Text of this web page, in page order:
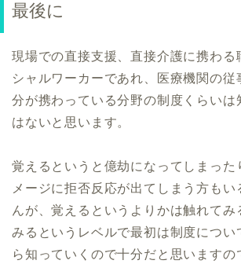
最後に
現場での直接支援、直接介護に携わる
シャルワーカーであれ、医療機関の従
分が携わっている分野の制度くらいは
はないと思います。
覚えるというと億劫になってしまった
メージに拒否反応が出てしまう方もい
んが、覚えるというよりかは触れてみ
みるというレベルで最初は制度につい
ら知っていくので十分だと思いますの